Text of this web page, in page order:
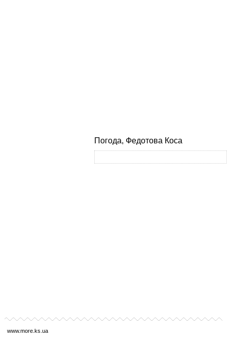
Погода, Федотова Коса
www.more.ks.ua